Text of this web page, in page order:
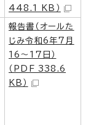
448.1 KB）
報告書（オールた
じみ令和6年7月
16～17日）
（PDF 338.6
KB）